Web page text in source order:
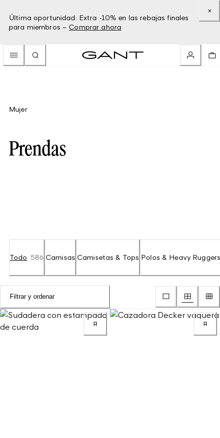
Última oportunidad: Extra -10% en las rebajas finales
para miembros – Comprar ahora
Mujer
Prendas
Todo 586 Camisas Camisetas & Tops Polos & Heavy
Filtrar y ordenar